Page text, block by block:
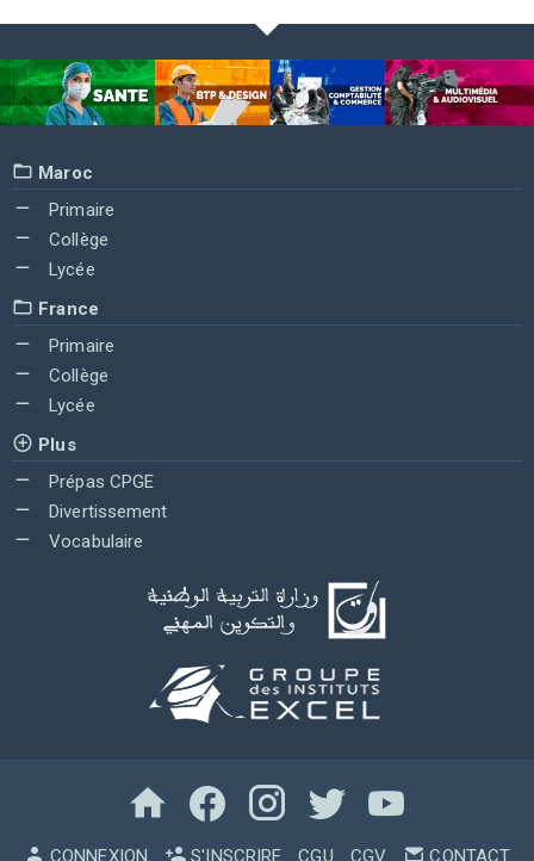
Maroc
Primaire
Collège
Lycée
France
Primaire
Collège
Lycée
Plus
Prépas CPGE
Divertissement
Vocabulaire
CONNEXION S'INSCRIRE CGU CGV CONTACT